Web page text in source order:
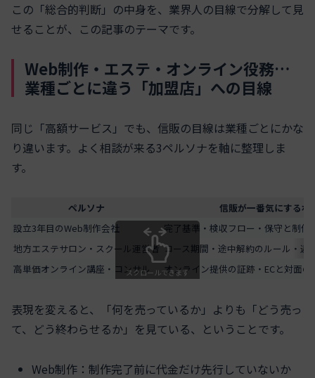
この「総合的判断」の中身を、業界人の目線で分解して見
せることが、この記事のテーマです。
Web制作・エステ・オンライン役務…
業種ごとに違う「加盟店」への目線
同じ「高額サービス」でも、信販の目線は業種ごとにかな
り違います。よく相談が来る3ペルソナを軸に整理しま
す。
ペルソナ
信販が一番気にするポ
設立3年目のWeb制作会社
完了基準・検収フロー・保守と制作
地方エステサロン・スクール運営者 コース期間・途中解約のルール・返
高単価オンライン講座・コンサル
オンライン提供の証跡・ECと対面
スクロールできます
表現を変えると、「何を売っているか」よりも「どう売っ
て、どう終わらせるか」を見ている、ということです。
Web制作：制作完了前に代金だけ先行していないか